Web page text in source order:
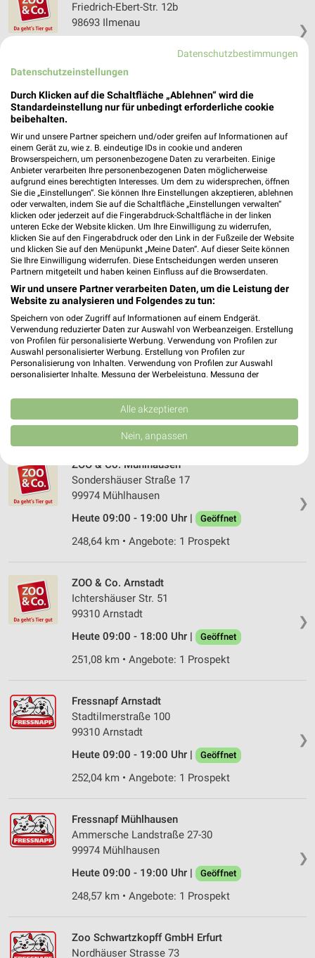
❯
Friedrich-Ebert-Str. 12b
98693 Ilmenau
266,33 km • Angebote: 1 Prospekt
Fressnapf Schlüchtern
36381 Schlüchtern
Heute 09:00 - 19:00 Uhr | Geöffnet
360,25 km • Angebote: 1 Prospekt
Fressnapf Bad Langensalza
Goethestraße 7
99947 Bad Langensalza
Heute 09:00 - 19:00 Uhr |
Geöffnet
245,81 km • Angebote: 1 Prospekt
Fressnapf Alsfeld
An der Au 10
36304 Alsfeld
Heute 09:00 - 19:00 Uhr | Geöffnet
345,95 km • Angebote: 1 Prospekt
❯
ZOO & Co. Mühlhausen
Sondershäuser Straße 17
99974 Mühlhausen
Heute 09:00 - 19:00 Uhr |
Geöffnet
248,64 km • Angebote: 1 Prospekt
❯
ZOO & Co. Arnstadt
Ichtershäuser Str. 51
99310 Arnstadt
Heute 09:00 - 18:00 Uhr |
Geöffnet
251,08 km • Angebote: 1 Prospekt
❯
Fressnapf Arnstadt
Stadtilmerstraße 100
99310 Arnstadt
Heute 09:00 - 19:00 Uhr |
Geöffnet
252,04 km • Angebote: 1 Prospekt
❯
Fressnapf Mühlhausen
Ammersche Landstraße 27-30
99974 Mühlhausen
Heute 09:00 - 19:00 Uhr |
Geöffnet
248,57 km • Angebote: 1 Prospekt
Zoo Schwartzkopff GmbH Erfurt
Nordhäuser Strasse 73
Datenschutzbestimmungen
Datenschutzeinstellungen
Durch Klicken auf die Schaltfläche „Ablehnen“ wird die
Standardeinstellung nur für unbedingt erforderliche cookie
beibehalten.
Wir und unsere Partner speichern und/oder greifen auf Informationen auf
einem Gerät zu, wie z. B. eindeutige IDs in cookie und anderen
Browserspeichern, um personenbezogene Daten zu verarbeiten. Einige
Anbieter verarbeiten Ihre personenbezogenen Daten möglicherweise
aufgrund eines berechtigten Interesses. Um dem zu widersprechen, öffnen
Sie die „Einstellungen“. Sie können Ihre Einstellungen akzeptieren, ablehnen
oder verwalten, indem Sie auf die Schaltfläche „Einstellungen verwalten“
klicken oder jederzeit auf die Fingerabdruck-Schaltfläche in der linken
unteren Ecke der Website klicken. Um Ihre Einwilligung zu widerrufen,
klicken Sie auf den Fingerabdruck oder den Link in der Fußzeile der Website
und klicken Sie auf den Menüpunkt „Meine Daten“. Auf dieser Seite können
Sie Ihre Einwilligung widerrufen. Diese Entscheidungen werden unseren
Partnern mitgeteilt und haben keinen Einfluss auf die Browserdaten.
Wir und unsere Partner verarbeiten Daten, um die Leistung der
Website zu analysieren und Folgendes zu tun:
Speichern von oder Zugriff auf Informationen auf einem Endgerät.
Verwendung reduzierter Daten zur Auswahl von Werbeanzeigen. Erstellung
von Profilen für personalisierte Werbung. Verwendung von Profilen zur
Auswahl personalisierter Werbung. Erstellung von Profilen zur
Personalisierung von Inhalten. Verwendung von Profilen zur Auswahl
personalisierter Inhalte. Messung der Werbeleistung. Messung der
Kombinationen von Daten aus verschiedenen Quellen. Entwicklung und
Verbesserung der Angebote. Verwendung reduzierter Daten zur Auswahl
von Inhalten.
Daten können außerhalb der Europäischen Union weitergegeben und in die
USA gesendet werden.
Website/App.
Partnerliste anzeigen (1 IAB-Anbieter)
Wir nutzen Ihre Daten für folgende Zwecke:
IAB-Verarbeitungszwecke:
Speichern von oder Zugriff auf Informationen
Verwendung reduzierter Daten zur Auswahl von
Werbeanzeigen
Erstellung von Profilen für personalisierte
Verwendung von Profilen zur Auswahl
Erstellung von Profilen zur Personalisierung
von Inhalten
Verwendung von Profilen zur Auswahl
personalisierter Inhalte
Messung der Performance von Inhalten
Analyse von Zielgruppen durch Statistiken oder
Entwicklung und Verbesserung der Angebote
Inhalten
Alle akzeptieren
Nein, anpassen